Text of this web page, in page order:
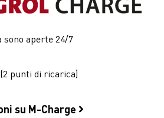
aperte 24/7
punti di ricarica)
su M-Charge